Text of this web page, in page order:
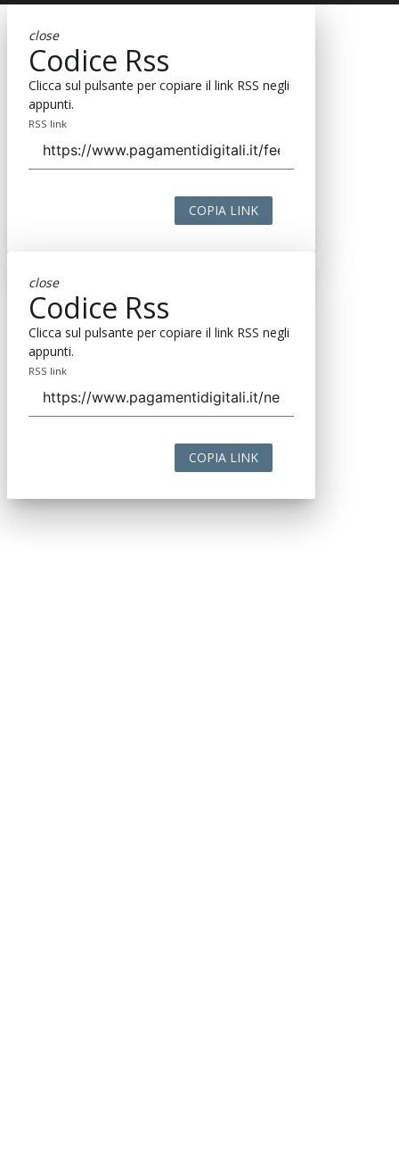
close
Codice Rss
Clicca sul pulsante per copiare il link RSS negli
appunti.
RSS link
COPIA LINK
close
Codice Rss
Clicca sul pulsante per copiare il link RSS negli
appunti.
RSS link
COPIA LINK